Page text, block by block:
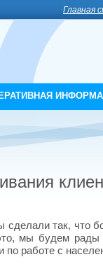
Главная
сделали так, что
мы будем
по работе с